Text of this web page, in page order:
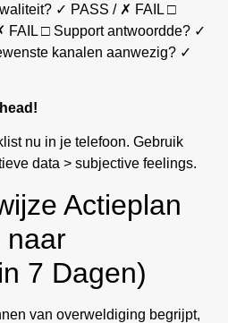
✓ PASS / ✗ FAIL □
FAIL □ Support antwoordde? ✓
kanalen aanwezig? ✓
nu in je telefoon. Gebruik
data > subjective feelings.
Actieplan
naar
7 Dagen)
van overweldiging begrijpt,